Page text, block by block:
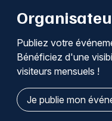
Publiez votre
Bénéficiez d'une
visiteurs mensuels !
Je publie mon